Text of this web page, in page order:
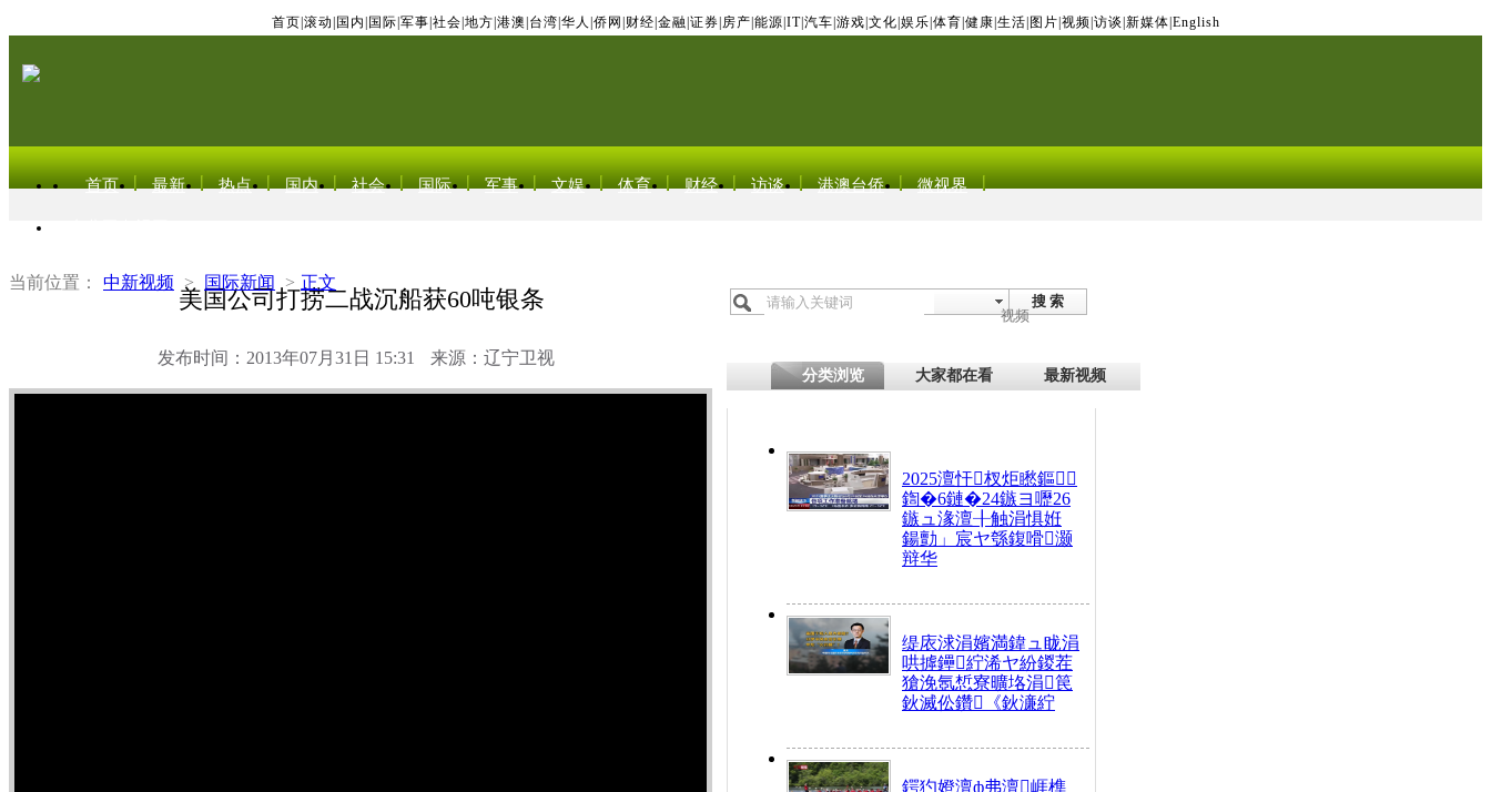
首页 滚动 国内 国际 军事 社会 地方 港澳 台湾 华人 侨网 财经 金融 证券 房产 能源 IT| 汽车 游戏 文化 娱乐 体育 健康 生活 图片 视频 访谈 新媒体 English
首页 最新 热点 国内 社会 国际 军事 文娱 体育 财经 访谈 港澳台侨 微视界
当前位置： 中新视频 > 国际新闻 > 正文
美国公司打捞二战沉船获60吨银条
发布时间：2013年07月31日 15:31 来源：辽宁卫视
搜 索
视频
分类浏览 大家都在看 最新视频
2025澶忓杈炬矁鏂
鍧�6鏈�24鏃ヨ嚦26
鏃ュ湪澶╂触涓惧姙
鍚勯」宸ヤ綔鍑嗗灏
辩华
缇庡浗涓嬪満鍏ュ眬涓
哄摢鑸紵浠ヤ紛鍐茬
獊浼氬惁寮曠垎涓笢
鈥滅伀鑽《鈥濓紵
鍔犳嬁澶ф弗澶崕榫